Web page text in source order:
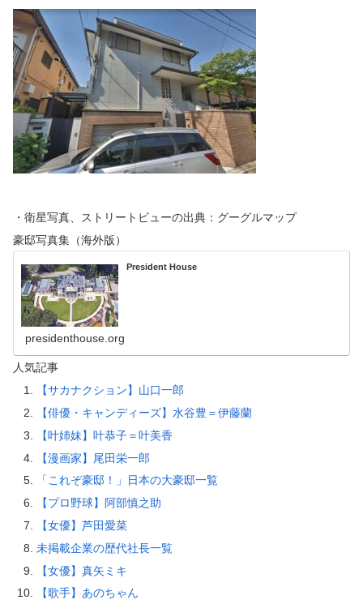
・衛星写真、ストリートビューの出典：グーグルマップ
豪邸写真集（海外版）
President House
presidenthouse.org
人気記事
【サカナクション】山口一郎
【俳優・キャンディーズ】水谷豊＝伊藤蘭
【叶姉妹】叶恭子＝叶美香
【漫画家】尾田栄一郎
「これぞ豪邸！」日本の大豪邸一覧
【プロ野球】阿部慎之助
【女優】芦田愛菜
未掲載企業の歴代社長一覧
【女優】真矢ミキ
【歌手】あのちゃん